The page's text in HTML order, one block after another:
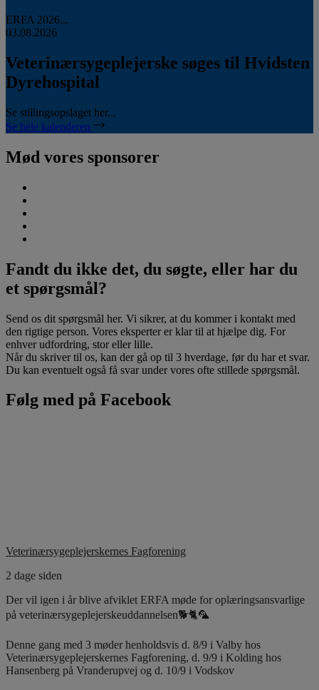
ERFA 2026...
03.08.2026
Veterinærsygeplejerske søges til Hvidsten
Dyrehospital
Se stillingsopslaget her...
Se hele kalenderen
Mød vores sponsorer
Fandt du ikke det, du søgte, eller har du
et spørgsmål?
Send os dit spørgsmål her. Vi sikrer, at du kommer i kontakt med
den rigtige person. Vores eksperter er klar til at hjælpe dig. For
enhver udfordring, stor eller lille.
Når du skriver til os, kan der gå op til 3 hverdage, før du har et svar.
Du kan eventuelt også få svar under vores ofte stillede spørgsmål.
Følg med på Facebook
Veterinærsygeplejerskernes Fagforening
2 dage siden
Der vil igen i år blive afviklet ERFA møde for oplæringsansvarlige
på veterinærsygeplejerskeuddannelsen🐕🐈🦜
Denne gang med 3 møder henholdsvis d. 8/9 i Valby hos
Veterinærsygeplejerskernes Fagforening, d. 9/9 i Kolding hos
Hansenberg på Vranderupvej og d. 10/9 i Vodskov